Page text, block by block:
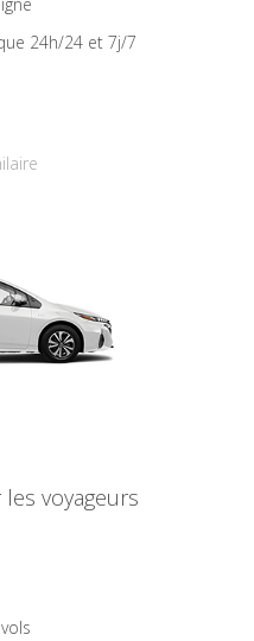
24h/24 et 7j/7
voyageurs